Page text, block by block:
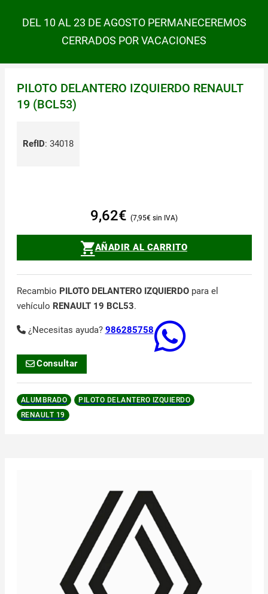
DEL 10 AL 23 DE AGOSTO PERMANECEREMOS
CERRADOS POR VACACIONES
PILOTO DELANTERO IZQUIERDO RENAULT
19 (BCL53)
RefID: 34018
9,62€ 7,95€
AÑADIR AL CARRITO
Recambio PILOTO DELANTERO IZQUIERDOpara el
vehículo RENAULT 19 BCL53.
¿Necesitas ayuda? 986285758
Consultar
ALUMBRADO
PILOTO DELANTERO IZQUIERDO
RENAULT 19